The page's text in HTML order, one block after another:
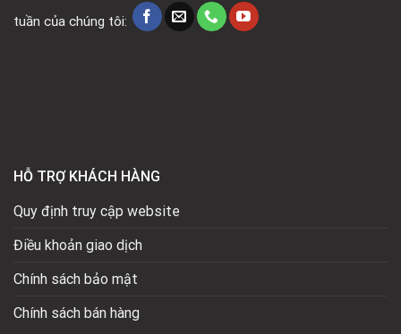
tuần của chúng tôi:
HỖ TRỢ KHÁCH HÀNG
Quy định truy cập website
Điều khoản giao dịch
Chính sách bảo mật
Chính sách bán hàng